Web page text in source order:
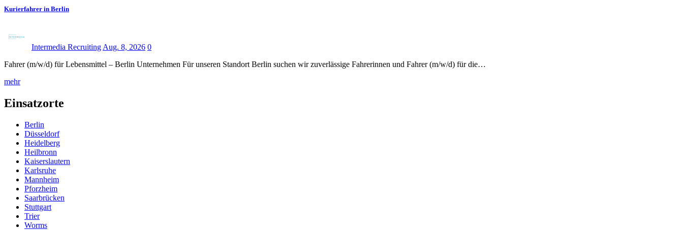
Kurierfahrer in Berlin
Intermedia Recruiting Aug. 8, 2026 0
Fahrer (m/w/d) für Lebensmittel – Berlin Unternehmen Für unseren Standort Berlin suchen wir zuverlässige Fahrerinnen und Fahrer (m/w/d) für die…
mehr
Einsatzorte
Berlin
Düsseldorf
Heidelberg
Heilbronn
Kaiserslautern
Karlsruhe
Mannheim
Pforzheim
Saarbrücken
Stuttgart
Trier
Worms